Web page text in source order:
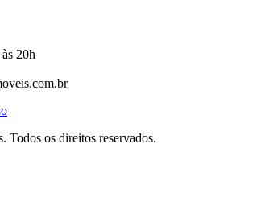
20h
. Todos os direitos reservados.